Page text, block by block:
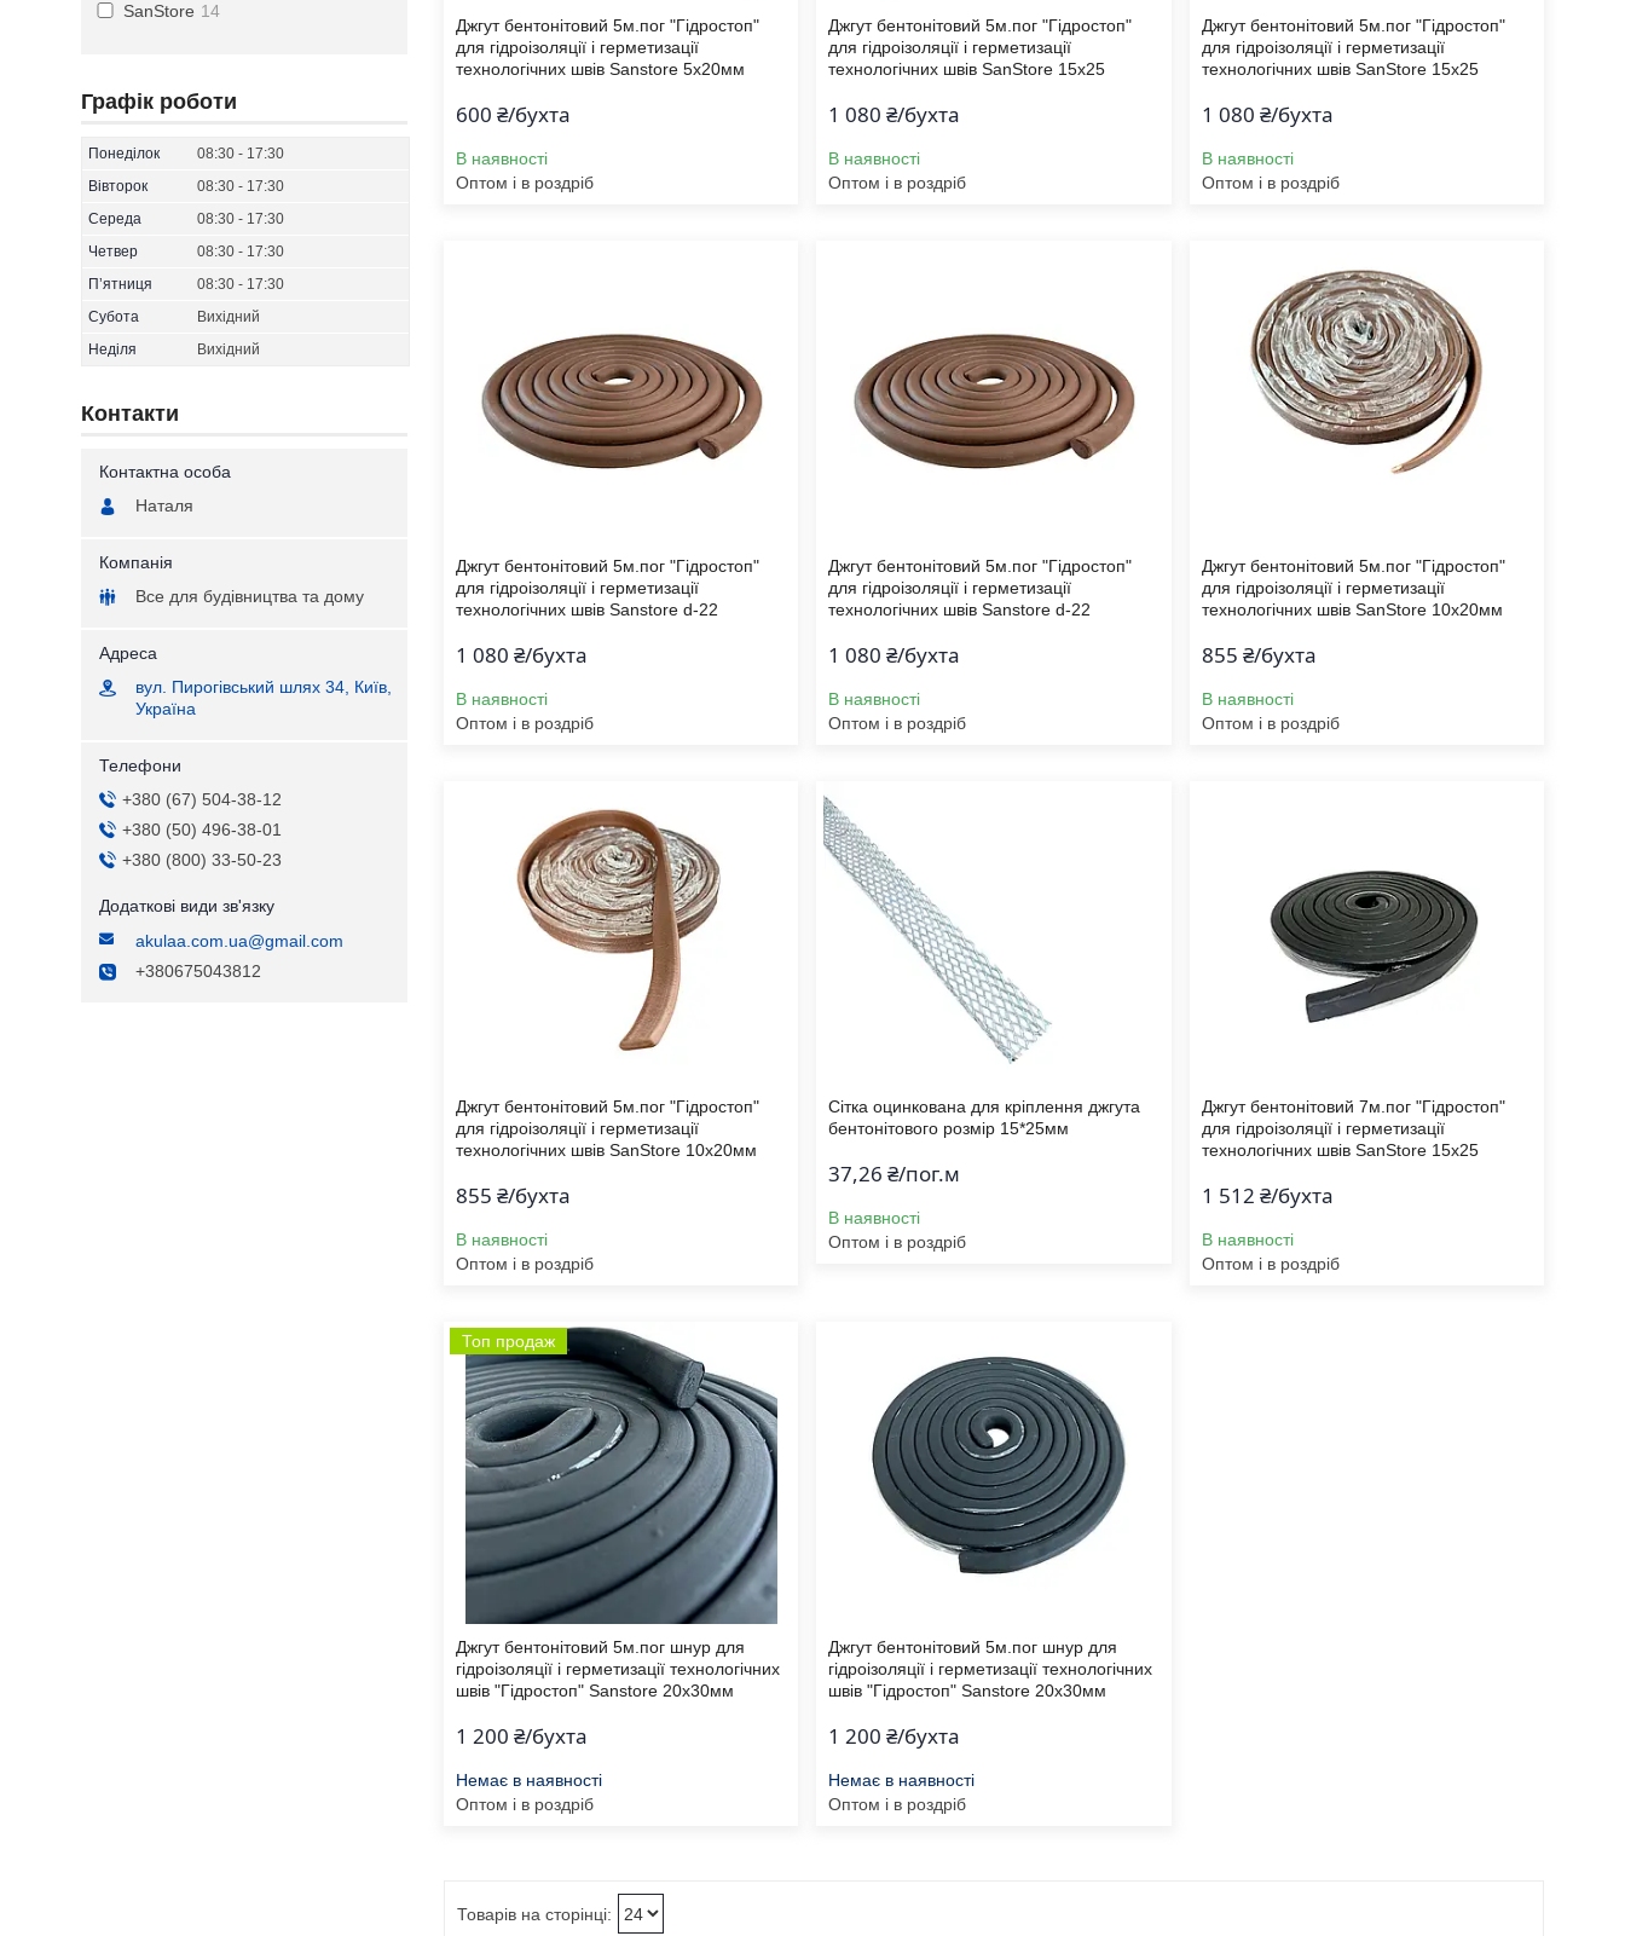
Джгут бентонітовий 5м.пог "Гідростоп"
для гідроізоляції і герметизації
технологічних швів Sanstore 5х20мм
600 ₴/бухта
В наявності
Оптом і в роздріб
Джгут бентонітовий 5м.пог "Гідростоп"
для гідроізоляції і герметизації
технологічних швів SanStore 15х25
1 080 ₴/бухта
В наявності
Оптом і в роздріб
Джгут бентонітовий 5м.пог "Гідростоп"
для гідроізоляції і герметизації
технологічних швів SanStore 15х25
1 080 ₴/бухта
В наявності
Оптом і в роздріб
Джгут бентонітовий 5м.пог "Гідростоп"
для гідроізоляції і герметизації
технологічних швів Sanstore d-22
1 080 ₴/бухта
В наявності
Оптом і в роздріб
Джгут бентонітовий 5м.пог "Гідростоп"
для гідроізоляції і герметизації
технологічних швів Sanstore d-22
1 080 ₴/бухта
В наявності
Оптом і в роздріб
Джгут бентонітовий 5м.пог "Гідростоп"
для гідроізоляції і герметизації
технологічних швів SanStore 10х20мм
855 ₴/бухта
В наявності
Оптом і в роздріб
Джгут бентонітовий 5м.пог "Гідростоп"
для гідроізоляції і герметизації
технологічних швів SanStore 10х20мм
855 ₴/бухта
В наявності
Оптом і в роздріб
Сітка оцинкована для кріплення джгута
бентонітового розмір 15*25мм
37,26 ₴/пог.м
В наявності
Оптом і в роздріб
Джгут бентонітовий 7м.пог "Гідростоп"
для гідроізоляції і герметизації
технологічних швів SanStore 15х25
1 512 ₴/бухта
В наявності
Оптом і в роздріб
Топ продаж
Джгут бентонітовий 5м.пог шнур для
гідроізоляції і герметизації технологічних
швів "Гідростоп" Sanstore 20х30мм
1 200 ₴/бухта
Немає в наявності
Оптом і в роздріб
Джгут бентонітовий 5м.пог шнур для
гідроізоляції і герметизації технологічних
швів "Гідростоп" Sanstore 20х30мм
1 200 ₴/бухта
Немає в наявності
Оптом і в роздріб
SanStore 14
Графік роботи
Понеділок 08:30
17:30
Вівторок
08:30
17:30
Середа
08:30
17:30
Четвер
08:30
17:30
Пʼятниця
08:30
17:30
Субота
Вихідний
Неділя
Вихідний
Контакти
Наталя
Все для будівництва та дому
вул. Пирогівський шлях 34, Київ,
Україна
+380 (67) 504-38-12
+380 (50) 496-38-01
+380 (800) 33-50-23
akulaa.com.ua@gmail.com
+380675043812